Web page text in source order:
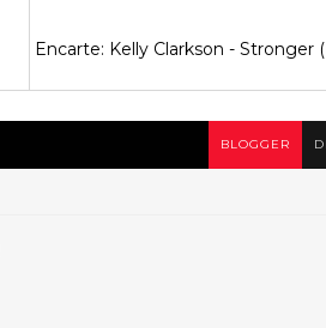
Encarte: Kelly Clarkson - Stronger
BLOGGER